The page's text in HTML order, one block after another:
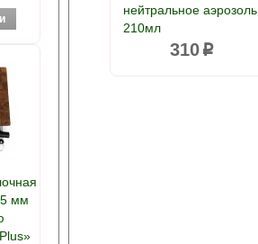
мм
нейтральное аэрозоль
210мл
310p